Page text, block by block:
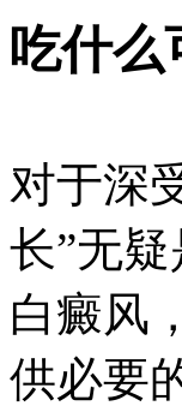
吃什么
对于深
长”无
白癜风
供必要